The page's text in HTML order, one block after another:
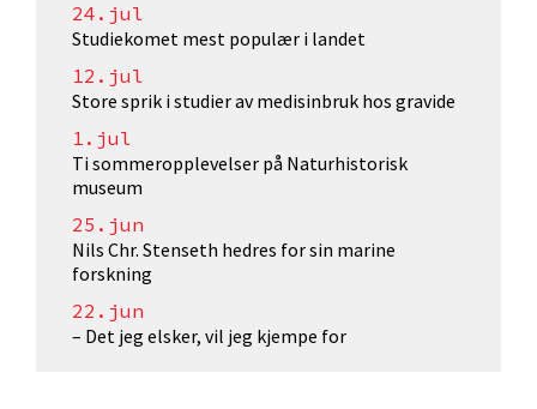
24.jul
Studiekomet mest populær i landet
12.jul
Store sprik i studier av medisinbruk hos gravide
1.jul
Ti sommeropplevelser på Naturhistorisk
museum
25.jun
Nils Chr. Stenseth hedres for sin marine
forskning
22.jun
– Det jeg elsker, vil jeg kjempe for